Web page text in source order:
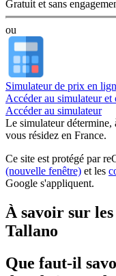
Gratuit et sans
ou
Simulateur de prix en
Accéder au simulateur et
Accéder au simulateur
Le simulateurdétermine,
vous résidez en France.
Ce site est protégé par
(nouvelle fenêtre) et les
Google s'appliquent.
À savoir sur
Tallano
Que faut-il